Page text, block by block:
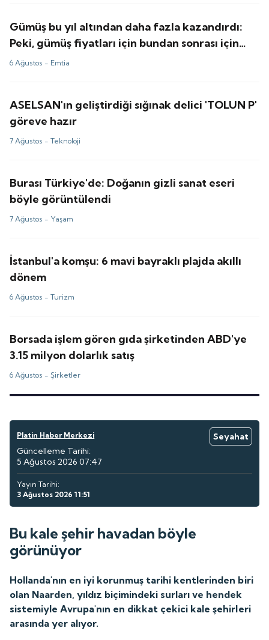
Gümüş bu yıl altından daha fazla kazandırdı:
Peki, gümüş fiyatları için bundan sonrası için
tahminler ne?
6 Ağustos - Emtia
ASELSAN'ın geliştirdiği sığınak delici 'TOLUN P'
göreve hazır
7 Ağustos -Teknoloji
Burası Türkiye'de: Doğanın gizli sanat eseri
böyle görüntülendi
7 Ağustos - Yaşam
İstanbul'a komşu: 6 mavi bayraklı plajda akıllı
dönem
6 Ağustos -Turizm
Borsada işlem gören gıda şirketinden ABD'ye
3.15 milyon dolarlık satış
6 Ağustos -Şirketler
Platin Haber Merkezi
Seyahat
Güncelleme Tarihi:
5 Ağustos 2026 07:47
Yayın Tarihi:
3 Ağustos 2026 11:51
Bu kale şehir havadan böyle
görünüyor
Hollanda'nın en iyi korunmuş tarihi kentlerinden biri
olan Naarden, yıldız biçimindeki surları ve hendek
sistemiyle Avrupa'nın en dikkat çekici kale şehirleri
arasında yer alıyor.